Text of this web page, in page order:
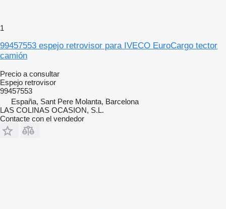
1
99457553 espejo retrovisor para IVECO EuroCargo tector
camión
Precio a consultar
Espejo retrovisor
99457553
España, Sant Pere Molanta, Barcelona
LAS COLINAS OCASION, S.L.
Contacte con el vendedor